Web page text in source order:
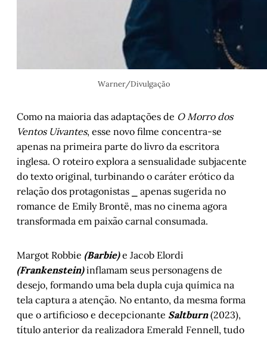
Warner/Divulgação
Como na maioria das adaptações de O Morro dos
Ventos Uivantes, esse novo filme concentra-se
apenas na primeira parte do livro da escritora
inglesa. O roteiro explora a sensualidade subjacente
do texto original, turbinando o caráter erótico da
relação dos protagonistas ⎯ apenas sugerida no
romance de Emily Brontë, mas no cinema agora
transformada em paixão carnal consumada.
Margot Robbie (Barbie)e Jacob Elordi
(Frankenstein)inflamam seus personagens de
desejo, formando uma bela dupla cuja química na
tela captura a atenção. No entanto, da mesma forma
que o artificioso e decepcionante Saltburn(2023),
título anterior da realizadora Emerald Fennell, tudo